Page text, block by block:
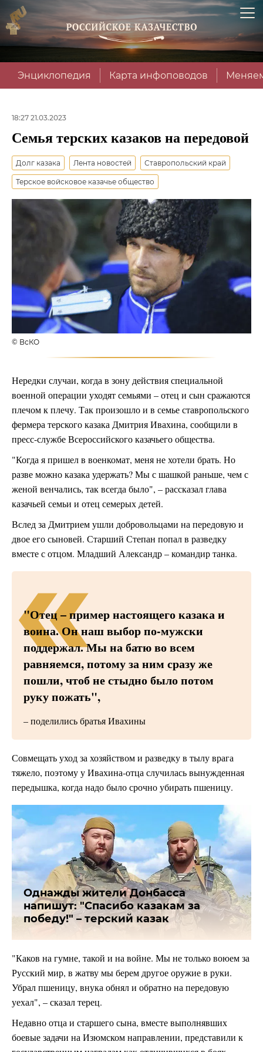
Энциклопедия Карта инфоповодов
18:27 21.03.2023
Семья терских казаков на передовой
Долг казака Лента новостей Ставропольский край
Терское войсковое казачье общество
© ВсКО
Нередки случаи, когда в зону действия специальной
военной операции уходят семьями – отец и сын сражаются
плечом к плечу. Так произошло и в семье ставропольского
фермера терского казака Дмитрия Ивахина, сообщили в
пресс-службе Всероссийского казачьего общества.
"Когда я пришел в военкомат, меня не хотели брать. Но
разве можно казака удержать? Мы с шашкой раньше, чем с
женой венчались, так всегда было", – рассказал глава
казачьей семьи и отец семерых детей.
Вслед за Дмитрием ушли добровольцами на передовую и
двое его сыновей. Старший Степан попал в разведку
вместе с отцом. Младший Александр – командир танка.
"Отец – пример настоящего казака и
воина. Он наш выбор по-мужски
поддержал. Мы на батю во всем
равняемся, потому за ним сразу же
пошли, чтоб не стыдно было потом
руку пожать",
– поделились братья Ивахины
Совмещать уход за хозяйством и разведку в тылу врага
тяжело, поэтому у Ивахина-отца случилась вынужденная
передышка, когда надо было срочно убирать пшеницу.
Однажды жители Донбасса
напишут: "Спасибо казакам за
победу!" – терский казак
"Каков на гумне, такой и на войне. Мы не только воюем за
Русский мир, в жатву мы берем другое оружие в руки.
Убрал пшеницу, внука обнял и обратно на передовую
уехал", – сказал терец.
Недавно отца и старшего сына, вместе выполнявших
боевые задачи на Изюмском направлении, представили к